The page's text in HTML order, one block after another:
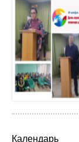
Календарь